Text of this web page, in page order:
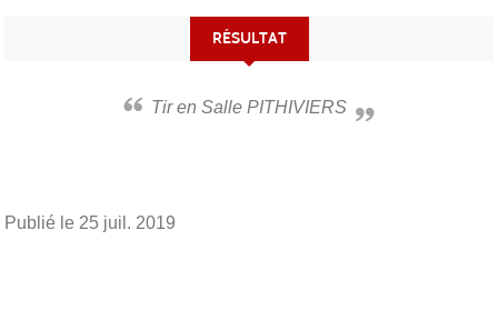
RÉSULTAT
Tir en Salle PITHIVIERS
Publié le 25 juil. 2019